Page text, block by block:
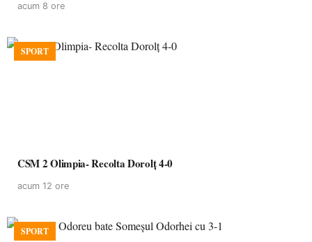
acum 8 ore
SPORT
CSM 2 Olimpia- Recolta Dorolț 4-0
acum 12 ore
SPORT